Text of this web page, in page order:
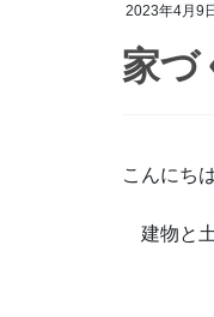
2023年4月9
家づ
こんにち
建物と土